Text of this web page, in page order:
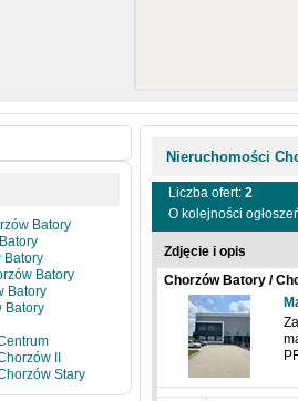
Nieruchomości
Liczba ofert: 2
O kolejności
Zdjęcie i opis
Chorzów Batory /
Batory
Batory
Batory
Batory
Batory
II
Stary